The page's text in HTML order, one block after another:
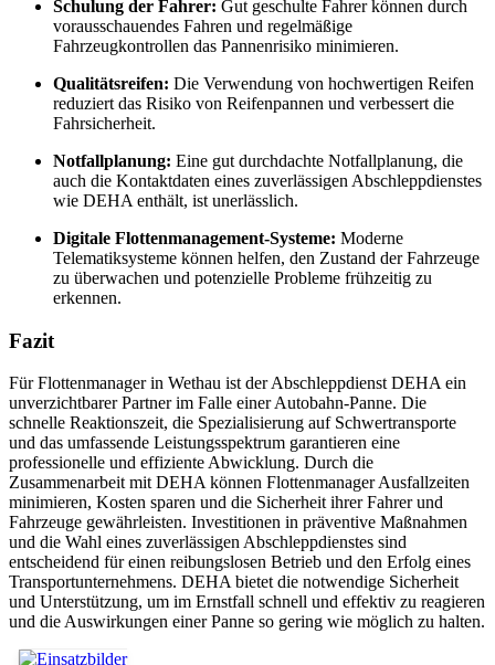
Schulung der Fahrer: Gut geschulte Fahrer können durch
vorausschauendes Fahren und regelmäßige
Fahrzeugkontrollen das Pannenrisiko minimieren.
Qualitätsreifen: Die Verwendung von hochwertigen Reifen
reduziert das Risiko von Reifenpannen und verbessert die
Fahrsicherheit.
Notfallplanung: Eine gut durchdachte Notfallplanung, die
auch die Kontaktdaten eines zuverlässigen Abschleppdienstes
wie DEHA enthält, ist unerlässlich.
Digitale Flottenmanagement-Systeme: Moderne
Telematiksysteme können helfen, den Zustand der Fahrzeuge
zu überwachen und potenzielle Probleme frühzeitig zu
erkennen.
Fazit
Für Flottenmanager in Wethau ist der Abschleppdienst DEHA ein
unverzichtbarer Partner im Falle einer Autobahn-Panne. Die
schnelle Reaktionszeit, die Spezialisierung auf Schwertransporte
und das umfassende Leistungsspektrum garantieren eine
professionelle und effiziente Abwicklung. Durch die
Zusammenarbeit mit DEHA können Flottenmanager Ausfallzeiten
minimieren, Kosten sparen und die Sicherheit ihrer Fahrer und
Fahrzeuge gewährleisten. Investitionen in präventive Maßnahmen
und die Wahl eines zuverlässigen Abschleppdienstes sind
entscheidend für einen reibungslosen Betrieb und den Erfolg eines
Transportunternehmens. DEHA bietet die notwendige Sicherheit
und Unterstützung, um im Ernstfall schnell und effektiv zu reagieren
und die Auswirkungen einer Panne so gering wie möglich zu halten.